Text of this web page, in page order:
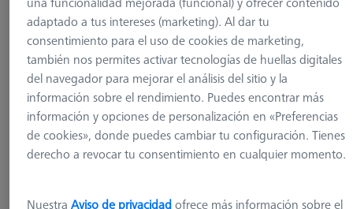
SISTEMAS DE PALLETS
Punta el metal OmniFix CT D20
626170-0011-807
adaptado a tus intereses (marketing). Al dar tu
consentimiento para el uso de cookies de marketing,
también nos permites activar tecnologías de huellas digitales
del navegador para mejorar el análisis del sitio y la
información sobre el rendimiento. Puedes encontrar más
información y opciones de personalización en «Preferencias
de cookies», donde puedes cambiar tu configuración. Tienes
derecho a revocar tu consentimiento en cualquier momento.
Nuestra Aviso de privacidadofrece más información sobre el